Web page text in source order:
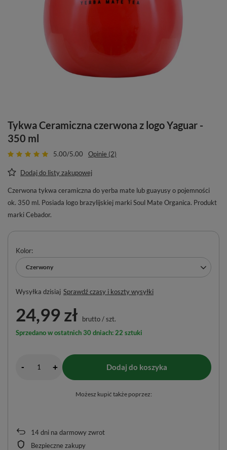
Tykwa Ceramiczna czerwona z logo Yaguar -
350 ml
5.00/5.00 Opinie (2)
Dodaj do listy zakupowej
Czerwona tykwa ceramiczna do yerba mate lub guayusy o pojemności
ok. 350 ml. Posiada logo brazylijskiej marki Soul Mate Organica. Produkt
marki Cebador.
Kolor
Czerwony
14dni na darmowy zwrot
Bezpieczne zakupy
Wysyłka dzisiaj Sprawdź czasy i koszty wysyłki
24,99 zł brutto/szt.
Sprzedano w ostatnich 30 dniach: 22 sztuki
- + Dodaj do koszyka
Możesz kupić także poprzez: